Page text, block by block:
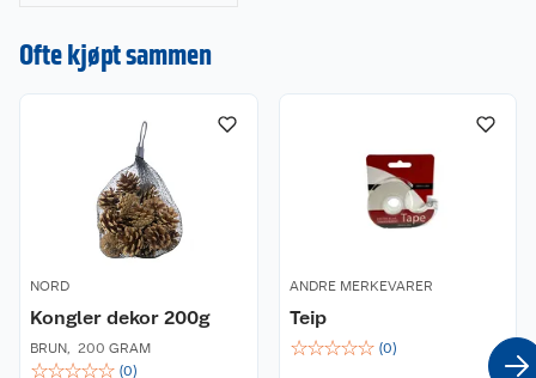
juletrær. Gjør
Ofte kjøpt sammen
NORD
Kongler dekor 200g
BRUN, 200 GRAM
☆☆☆☆☆ (0)
ANDRE MERKEVARER
Teip
☆☆☆☆☆ (0)